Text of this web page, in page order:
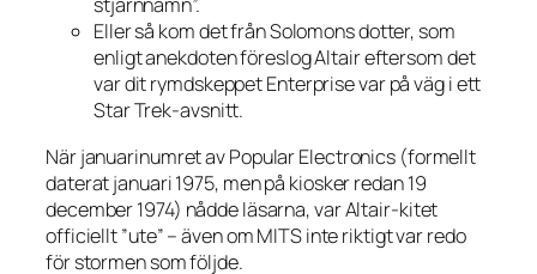
stjärnnamn”.
Eller så kom det från Solomons dotter, som
enligt anekdoten föreslog Altair eftersom det
var dit rymdskeppetEnterprisevar på väg i ett
Star Trek-avsnitt.
När januarinumret avPopular Electronics (formellt
daterat januari 1975, men på kiosker redan 19
december 1974) nådde läsarna, var Altair-kitet
officiellt ”ute” – även om MITS inte riktigt var redo
för stormen som följde.